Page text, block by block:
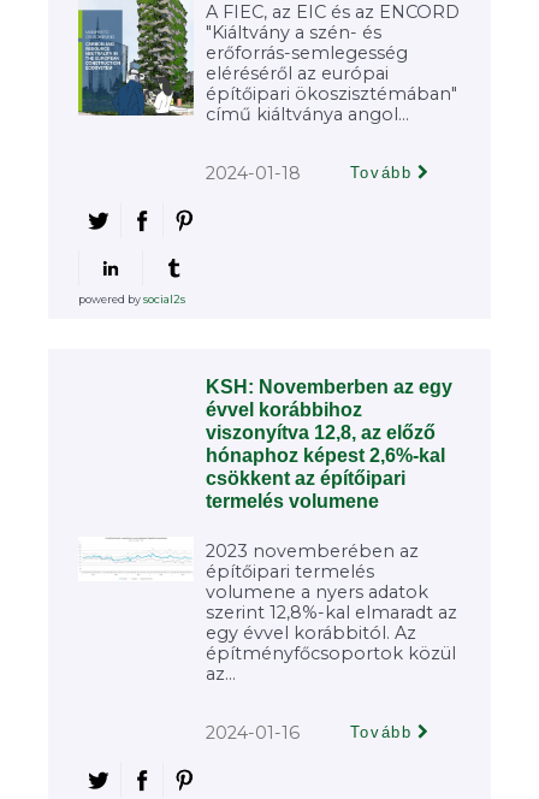
A FIEC, az EIC és az ENCORD
"Kiáltvány a szén- és
erőforrás-semlegesség
eléréséről az európai
építőipari ökoszisztémában"
című kiáltványa angol...
2024-01-18 Tovább
powered bysocial2s
KSH: Novemberben az egy
évvel korábbihoz
viszonyítva 12,8, az előző
hónaphoz képest 2,6%-kal
csökkent az építőipari
termelés volumene
2023 novemberében az
építőipari termelés
volumene a nyers adatok
szerint 12,8%-kal elmaradt az
egy évvel korábbitól. Az
építményfőcsoportok közül
az...
2024-01-16 Tovább